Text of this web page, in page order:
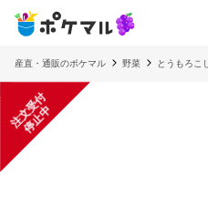
産直・通販のポケマル 野菜 とうもろこし
注
文
受
付
停
止
中